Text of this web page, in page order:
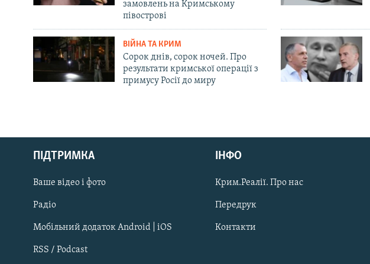
Русский
Qırımtatar
ДОЛУЧАЙСЯ!
замовлень на Кримському
півострові
ВІЙНА ТА КРИМ
Сорок днів, сорок ночей. Про
результати кримської операції з
примусу Росії до миру
ПІДТРИМКА
Ваше відео і фото
Радіо
Мобільний додаток Android | iOS
RSS / Podcast
ІНФО
Крим.Реалії. Про нас
Передрук
Контакти